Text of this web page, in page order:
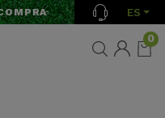
ES
0